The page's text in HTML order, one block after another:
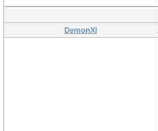
DemonXI